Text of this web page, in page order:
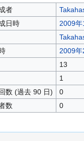
者
日時
2009
2009
13
1
数 (過去 90 日)
0
数
0